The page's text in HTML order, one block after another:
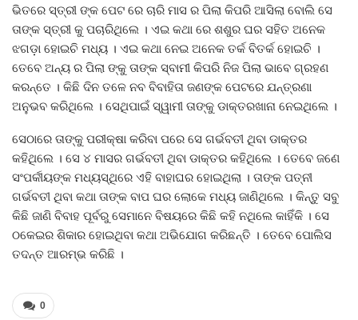
ଭିତରେ ସ୍ତ୍ରୀ ଙ୍କ ପେଟ ରେ ଚାରି ମାସ ର ପିଲା କିପରି ଆସିଲା ବୋଲି ସେ
ତାଙ୍କ ସ୍ତ୍ରୀ କୁ ପଚାରିଥିଲେ । ଏଇ କଥା ରେ ଶଶୁର ଘର ସହିତ ଅନେକ
ଝଗଡ଼ା ହୋଇଚି ମଧ୍ୟ । ଏଇ କଥା ନେଇ ଅନେକ ତର୍କ ବିତର୍କ ହୋଇଚି ।
ତେବେ ଅନ୍ୟ ର ପିଲା ଙ୍କୁ ତାଙ୍କ ସ୍ବାମୀ କିପରି ନିଜ ପିଲା ଭାବେ ଗ୍ରହଣ
କରନ୍ତେ । କିଛି ଦିନ ତଳେ ନବ ବିବାହିତା ଜଣଙ୍କ ପେଟରେ ଯନ୍ତ୍ରଣା
ଅନୁଭବ କରିଥିଲେ । ସେଥିପାଇଁ ସ୍ୱାମୀ ତାଙ୍କୁ ଡାକ୍ତରଖାନା ନେଇଥିଲେ ।
ସେଠାରେ ତାଙ୍କୁ ପରୀକ୍ଷା କରିବା ପରେ ସେ ଗର୍ଭବତୀ ଥିବା ଡାକ୍ତର
କହିଥିଲେ । ସେ ୪ ମାସର ଗର୍ଭବତୀ ଥିବା ଡାକ୍ତର କହିଥିଲେ । ତେବେ ଜଣେ
ସଂପର୍କୀୟଙ୍କ ମଧ୍ୟସ୍ଥିରେ ଏହି ବାହାଘର ହୋଇଥିଲା । ତାଙ୍କ ପତ୍ନୀ
ଗର୍ଭବତୀ ଥିବା କଥା ତାଙ୍କ ବାପ ଘର ଲୋକେ ମଧ୍ୟ ଜାଣିଥିଲେ । କିନ୍ତୁ ସବୁ
କିଛି ଜାଣି ବିବାହ ପୂର୍ବରୁ ସେମାନେ ବିଷୟରେ କିଛି କହି ନଥିଲେ କାହିଁକି । ସେ
ଠକେଇର ଶିକାର ହୋଇଥିବା କଥା ଅଭିଯୋଗ କରିଛନ୍ତି । ତେବେ ପୋଲିସ
ତଦନ୍ତ ଆରମ୍ଭ କରିଛି ।
0